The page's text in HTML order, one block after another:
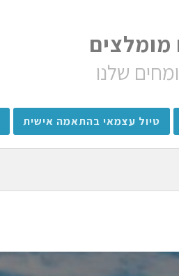
מומלצים
שלנו
טיול עצמאי בהתאמה אישית